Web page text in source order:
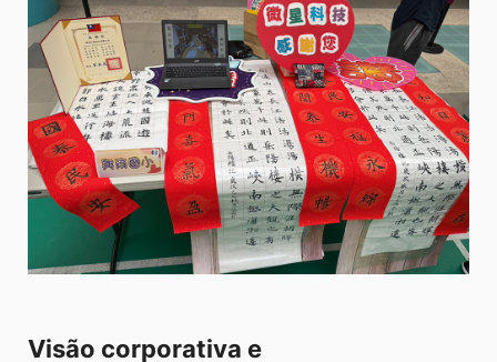
Visão corporativa e